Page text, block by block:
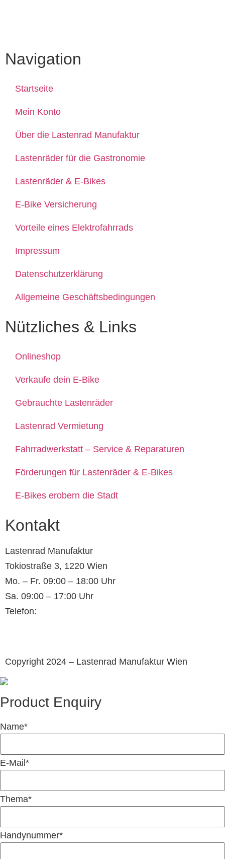
Navigation
Startseite
Mein Konto
Über die Lastenrad Manufaktur
Lastenräder für die Gastronomie
Lastenräder & E-Bikes
E-Bike Versicherung
Vorteile eines Elektrofahrrads
Impressum
Datenschutzerklärung
Allgemeine Geschäftsbedingungen
Nützliches & Links
Onlineshop
Verkaufe dein E-Bike
Gebrauchte Lastenräder
Lastenrad Vermietung
Fahrradwerkstatt – Service & Reparaturen
Förderungen für Lastenräder & E-Bikes
E-Bikes erobern die Stadt
Kontakt
Lastenrad Manufaktur
Tokiostraße 3, 1220 Wien
Mo. – Fr. 09:00 – 18:00 Uhr
Sa. 09:00 – 17:00 Uhr
Telefon:
Copyright 2024 – Lastenrad Manufaktur Wien
Product Enquiry
Name*
E-Mail *
Thema*
Handynummer*